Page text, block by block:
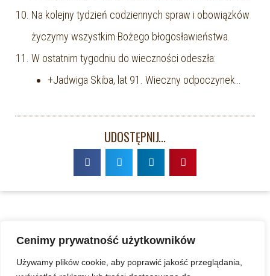
Cenimy prywatność użytkowników
Używamy plików cookie, aby poprawić jakość przeglądania,
Na kolejny tydzień codziennych spraw i obowiązków
życzymy wszystkim Bożego błogosławieństwa.
W ostatnim tygodniu do wieczności odeszła:
+Jadwiga Skiba, lat 91. Wieczny odpoczynek…
UDOSTĘPNIJ...